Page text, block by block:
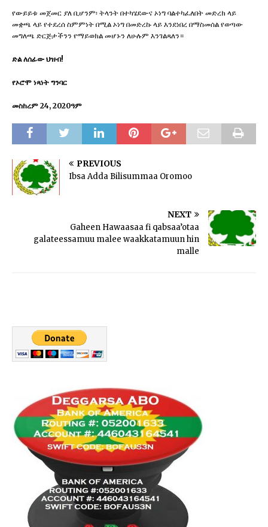
የውይይቱ መጀመር ያለ ቢሆንም፡ ትላንት በተካሄደውና ኦነግ ባልተካፈለበት መድረክ ላይ
መቋጫ ላይ የተደረሰ ስምምነት በሚል ኦነግ በመድረኩ ላይ እንደነበረ በማስመሰል የወጣው
መግለጫ ድርጅታችንን የማይወክል መሆኑን ለሁሉም እንገልጻለን።
ድልለሰፊው ህዝብ!
የኦሮሞ ነጻነት ግንባር
መስከረም 24, 2020ዓም
PREVIOUS
Ibsa Adda Bilisummaa Oromoo
NEXT
Gaheen Hawaasaa fi qabsaa’otaa
galateessamuu malee waakkatamuun hin
malle